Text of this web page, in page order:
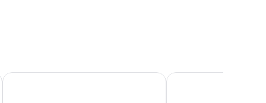
明洞溫暖飯店 龍山梅森飯店